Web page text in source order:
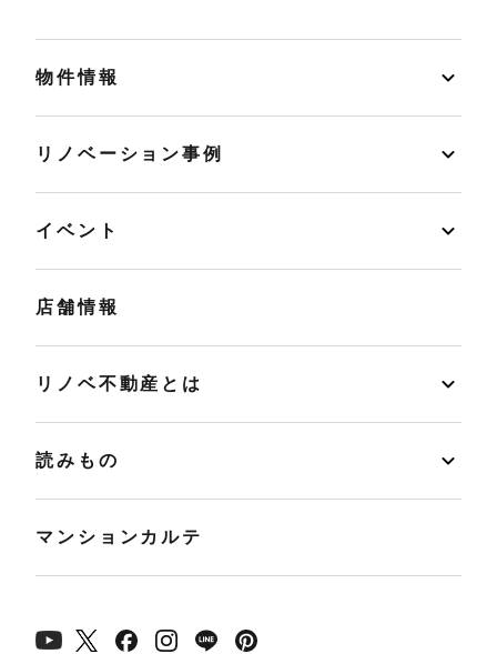
物件情報
リノベーション事例
イベント
店舗情報
リノベ不動産とは
読みもの
マンションカルテ